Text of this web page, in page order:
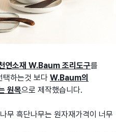
연소재 W.Baum 조리도구를
택하는것 보다 W.Baum의
원목으로 제작했습니다.
무 흑단나무는 원자재가격이 너무